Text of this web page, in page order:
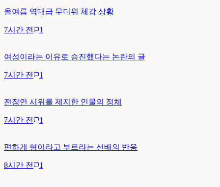
올여름 역대급 무더위 체감 상황
7시간 전 1
여성이라는 이유로 승진했다는 논란의 글
7시간 전 1
전장연 시위를 제지한 인물의 정체
7시간 전 1
편하게 형이라고 부르라는 선배의 반응
8시간 전 1